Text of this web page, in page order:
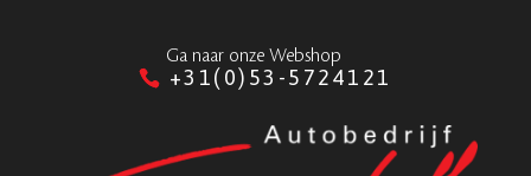
Ga naar onze Webshop
+31(0)53-5724121